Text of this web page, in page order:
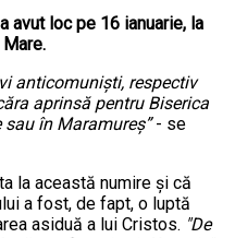
avut loc pe 16 ianuarie, la
anticomunişti, respectiv
aprinsă pentru Biserica
în Maramureş”- se
la această numire şi că
a fost, de fapt, o luptă
asiduă a lui Cristos. "De